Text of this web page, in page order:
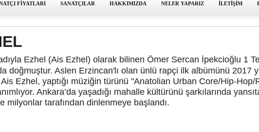
FİYATLARI SANATÇILAR HAKKIMIZDA NELER YAPARIZ İLETİŞİM
Ezhel (Ais Ezhel) olarak bilinen Ömer Sercan İpekcioğlu 1
doğmuştur. Aslen Erzincan'lı olan ünlü rapçi ilk albümünü 2017
Ais Ezhel, yaptığı müziğin türünü "Anatolian Urban Core/Hip-Hop/
Ankara’da yaşadığı mahalle kültürünü şarkılarında
milyonlar tarafından dinlenmeye başlandı.